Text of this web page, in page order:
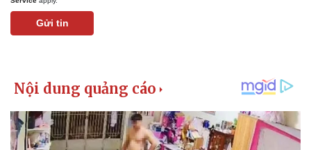
Gửi tin